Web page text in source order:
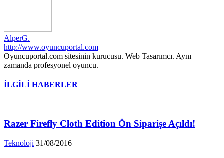
AlperG.
http://www.oyuncuportal.com
Oyuncuportal.com sitesinin kurucusu. Web Tasarımcı. Aynı
zamanda profesyonel oyuncu.
İLGİLİ HABERLER
Razer Firefly Cloth Edition Ön Siparişe Açıldı!
Teknoloji 31/08/2016